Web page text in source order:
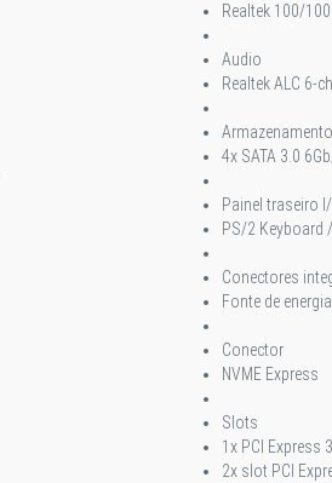
Realtek 100/
Audio
Realtek ALC 6-
Armazenamento
4x SATA 3.0
Painel traseiro
PS/2 Keyboard
Conectores
Fonte de
Conector
NVME Express
Slots
1x PCI Express
2x slot PCI